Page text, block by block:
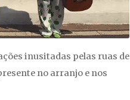
inusitadas pelas ruas de
no arranjo e nos